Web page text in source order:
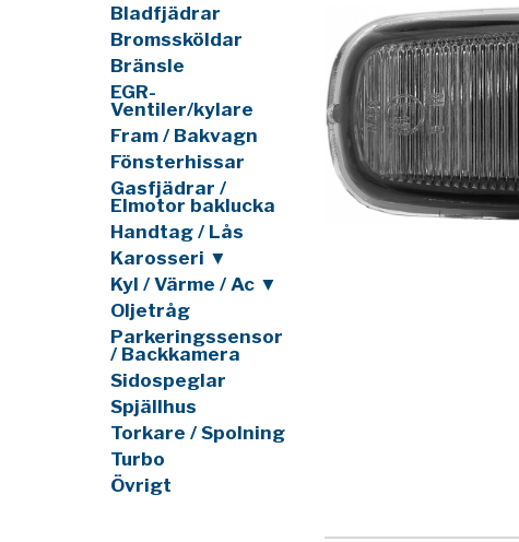
Bladfjädrar
Bromssköldar
Bränsle
EGR-
Ventiler/kylare
Fram / Bakvagn
Fönsterhissar
Gasfjädrar /
Elmotor baklucka
Handtag / Lås
Karosseri ▼
Kyl / Värme / Ac ▼
Oljetråg
Parkeringssensor
/ Backkamera
Sidospeglar
Spjällhus
Torkare / Spolning
Turbo
Övrigt